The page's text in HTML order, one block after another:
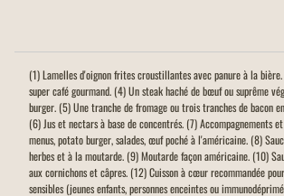
(1) Lamelles d'oignon frites croustillantes avec panure à la
super café gourmand. (4) Un steak haché de bœuf ou suprême
burger. (5) Une tranche de fromage ou trois tranches de bacon
(6) Jus et nectars à base de concentrés. (7) Accompagnements
menus, potato burger, salades, œuf poché à l'américaine. (8)
herbes et à la moutarde. (9) Moutarde façon américaine. (10)
aux cornichons et câpres. (12) Cuisson à cœur recommandée
sensibles (jeunes enfants, personnes enceintes ou